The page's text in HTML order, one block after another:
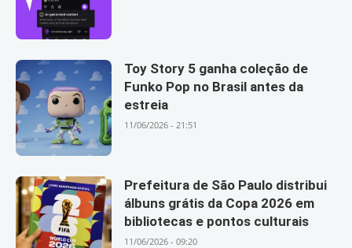
Toy Story 5 ganha coleção de
Funko Pop no Brasil antes da
estreia
11/06/2026 - 21:51
Prefeitura de São Paulo distribui
álbuns grátis da Copa 2026 em
bibliotecas e pontos culturais
11/06/2026 - 09:20